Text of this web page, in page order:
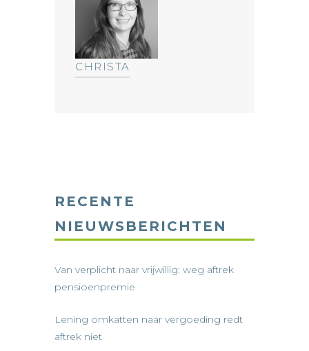
CHRISTA
RECENTE
NIEUWSBERICHTEN
Van verplicht naar vrijwillig: weg aftrek
pensioenpremie
Lening omkatten naar vergoeding redt
aftrek niet